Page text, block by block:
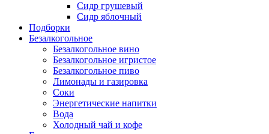
Сидр грушевый
Сидр яблочный
Подборки
Безалкогольное
Безалкогольное вино
Безалкогольное игристое
Безалкогольное пиво
Лимонады и газировка
Соки
Энергетические напитки
Вода
Холодный чай и кофе